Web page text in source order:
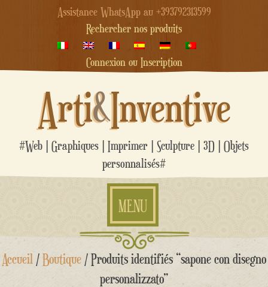
Assistance WhatsApp au +393792313599
Rechercher nos produits
Connexion ou Inscription
Arti&Inventive
#Web | Graphiques | Imprimer | Sculpture | 3D | Objets
personnalisés#
MENU
Aller
auAccueil /Boutique / Produits identifiés “sapone con disegno
personalizzato”